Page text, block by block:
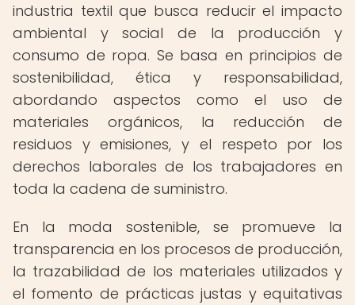
industria textil que busca reducir el impacto
ambiental y social de la producción y
consumo de ropa. Se basa en principios de
sostenibilidad, ética y responsabilidad,
abordando aspectos como el uso de
materiales orgánicos, la reducción de
residuos y emisiones, y el respeto por los
derechos laborales de los trabajadores en
toda la cadena de suministro.
En la moda sostenible, se promueve la
transparencia en los procesos de producción,
la trazabilidad de los materiales utilizados y
el fomento de prácticas justas y equitativas